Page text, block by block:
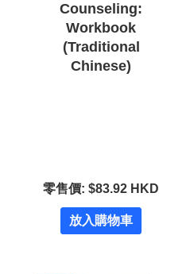
Counseling:
Workbook
(Traditional
Chinese)
零售價: $83.92 HKD
放入購物車